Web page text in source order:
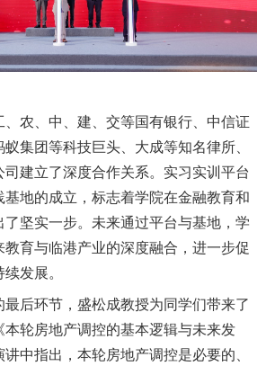
、农、中、建、交等国有银行、中信证
集团等科技巨头、大成等知名律所、
建立了深度合作关系。实习实训平台
基地的成立，标志着学院在金融教育和
了坚实一步。未来通过平台与基地，学
教育与临港产业的深度融合，进一步促
发展。
后环节，盛松成教授为同学们带来了
本轮房地产调控的基本逻辑与未来发
中指出，本轮房地产调控是必要的、